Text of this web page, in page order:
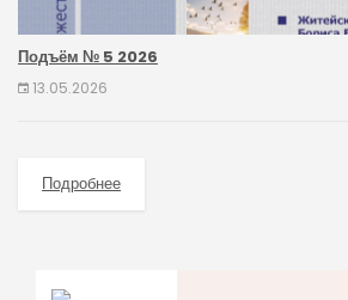
Подъём № 5 2026
13.05.2026
Подробнее